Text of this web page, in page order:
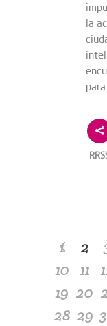
la
1 2
10 11
19 20
28 29